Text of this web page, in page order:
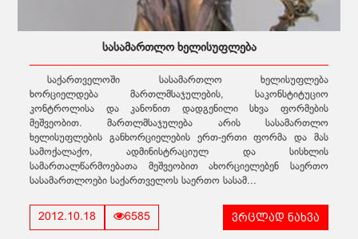
სასამართლო ხელისუფლება
საქართველოში სასამართლო ხელისუფლება
ხორციელდება მართლმსაჯულების, საკონსტიტუციო
კონტროლისა და კანონით დადგენილი სხვა ფორმების
მეშვეობით. მართლმსაჯულება არის სასამართლო
ხელისუფლების განხორციელების ერთ-ერთი ფორმა და მას
სამოქალაქო, ადმინისტრაციულ და სისხლის
სამართალწარმოებათა მეშვეობით ახორციელებენ საერთო
სასამართლოები საქართველოს საერთო სასამ...
2012.10.18 6585 ვრცლად ნახვა